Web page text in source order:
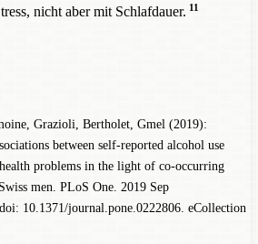
nicht aber mit Schlafdauer. 11
Grazioli, Bertholet, Gmel (2019):
between self-reported alcohol use
problems in the light of co-occurring
men. PLoS One. 2019 Sep
10.1371/journal.pone.0222806. eCollection